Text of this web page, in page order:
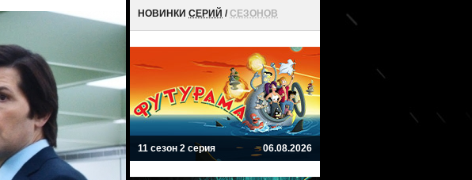
НОВИНКИ СЕРИЙ /СЕЗОНОВ
11 сезон 2 серия 06.08.2026